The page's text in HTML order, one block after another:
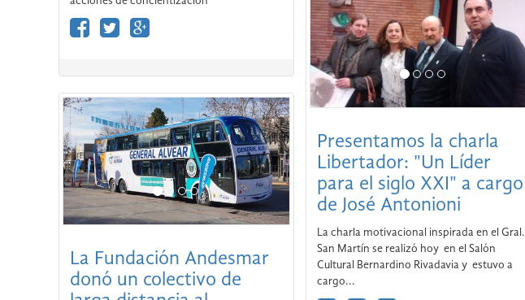
La Fundación Andesmar
donó un colectivo de
Presentamos la charla
Libertador: "Un Líder
para el siglo XXI" a cargo
de José Antonioni
La charla motivacional inspirada en el Gral.
San Martín se realizó hoy en el Salón
Cultural Bernardino Rivadavia y estuvo a
cargo...